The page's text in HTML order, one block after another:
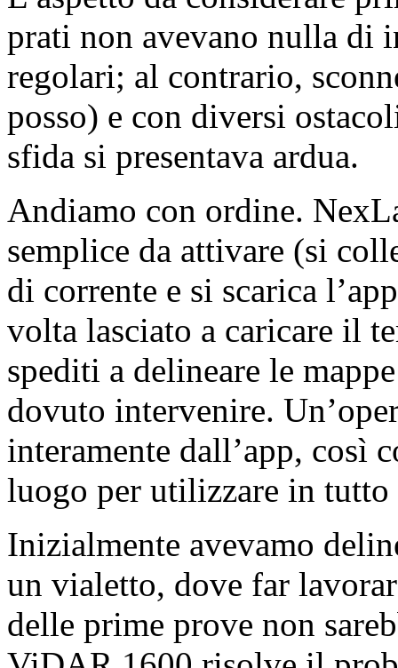
prati non avevano nulla di
regolari; al contrario,
posso) e con diversi
sfida si presentava ardua.
Andiamo con ordine.
semplice da attivare (si
di corrente e si scarica
volta lasciato a caricare il
spediti a delineare le
dovuto intervenire.
interamente dall’app, così
luogo per utilizzare in
Inizialmente avevamo
un vialetto, dove far
delle prime prove non